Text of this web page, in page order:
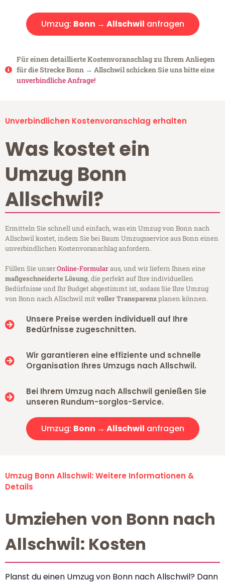
Umzug: Bonn → Allschwil anfragen
Für einen detaillierte Kostenvoranschlag zu Ihrem Anliegen
für die Strecke Bonn → Allschwil schicken Sie uns bitte eine
unverbindliche Anfrage!
Unverbindlichen Kostenvoranschlag erhalten
Was kostet ein
Umzug Bonn
Allschwil?
Ermitteln Sie schnell und einfach, was ein Umzug von Bonn nach
Allschwil kostet, indem Sie bei Baum Umzugsservice aus Bonn einen
unverbindlichen Kostenvoranschlag anfordern.
Füllen Sie unserOnline-Formularaus, und wir liefern Ihnen eine
maßgeschneiderte Lösung, die perfekt auf Ihre individuellen
Bedürfnisse und Ihr Budget abgestimmt ist, sodass Sie Ihre Umzug
von Bonn nach Allschwil mitvoller Transparenzplanen können.
Unsere Preise werden individuell auf Ihre
Bedürfnisse zugeschnitten.
Wir garantieren eine effiziente und schnelle
Organisation Ihres Umzugs nach Allschwil.
Bei Ihrem Umzug nach Allschwil genießen Sie
unseren Rundum-sorglos-Service.
Umzug: Bonn → Allschwil anfragen
Umzug Bonn Allschwil: Weitere Informationen &
Details
Umziehen von Bonn nach
Allschwil: Kosten
Planst du einen Umzug von Bonn nach Allschwil? Dann